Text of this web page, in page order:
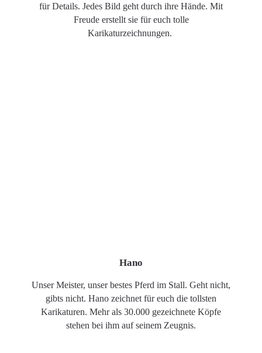
für Details. Jedes Bild geht durch ihre Hände. Mit
Freude erstellt sie für euch tolle
Karikaturzeichnungen.
Hano
Unser Meister, unser bestes Pferd im Stall. Geht nicht,
gibts nicht. Hano zeichnet für euch die tollsten
Karikaturen. Mehr als 30.000 gezeichnete Köpfe
stehen bei ihm auf seinem Zeugnis.